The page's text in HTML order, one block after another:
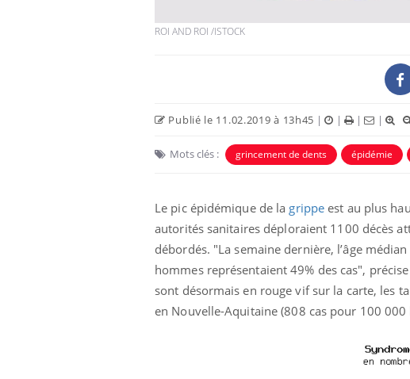
ROI AND ROI /ISTOCK
Publié le 11.02.2019 à 13h45 | | | |
Mots clés : grincement de dents épidémie
Le pic épidémique de la grippe est au plus
autorités sanitaires déploraient 1100 décès
débordés. "La semaine dernière, l’âge
hommes représentaient 49% des cas",
sont désormais en rouge vif sur la carte, les
en Nouvelle-Aquitaine (808 cas pour 100
Carence en fer : comprendre pour
Youtube
même alopécie… Les symptômes de la
carence en fer sont multiples ce qui la rend
Youtube
Insuline &
osait en
reste
patients